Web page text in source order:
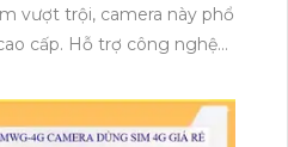
vượt trội, camera này phổ
cấp. Hỗ trợ công nghệ
thiếu sáng. Khả năng
lên đến 100m. Camera